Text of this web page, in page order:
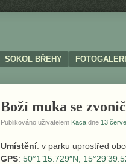
SOKOL BŘEHY
Boží muka se
Publikováno uživatelem Kaca dne 13
Umístění: v parku uprostřed
GPS: 50°1’15.729″N,